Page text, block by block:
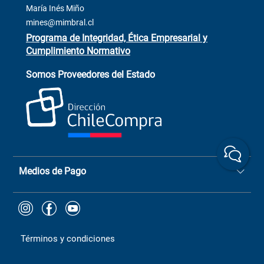
Venta Terreno
Trabaja con Nosotros
+56 9 6779 0465
+(73) 256
ChileCompras
+56 9 9888 9549
María Inés Miño
mines@mimbral.cl
Programa de Integridad, Ética Empresarial y
Cumplimiento Normativo
Somos Proveedores del Estado
Medios de Pago
Términos y condiciones